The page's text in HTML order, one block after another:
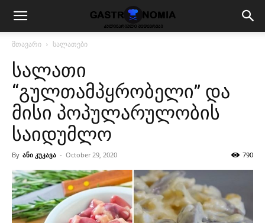
მთავარი სალათები
სალათი
“გულთამპყრობელი” და
მისი პოპულარულობის
საიდუმლო
By ანი კუკავა - October 29, 2020 790